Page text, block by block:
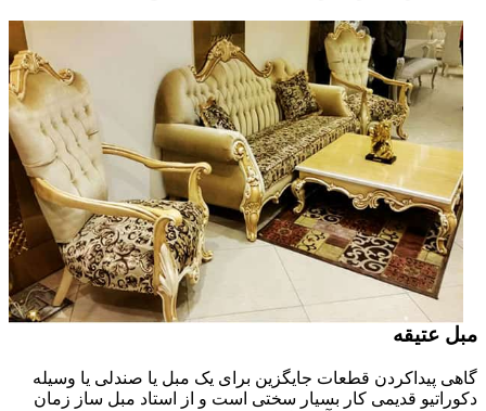
مبل عتیقه
گاهی پیداکردن قطعات جایگزین برای یک مبل یا صندلی یا وسیله
دکوراتیو قدیمی کار بسیار سختی است و از استاد مبل ساز زمان